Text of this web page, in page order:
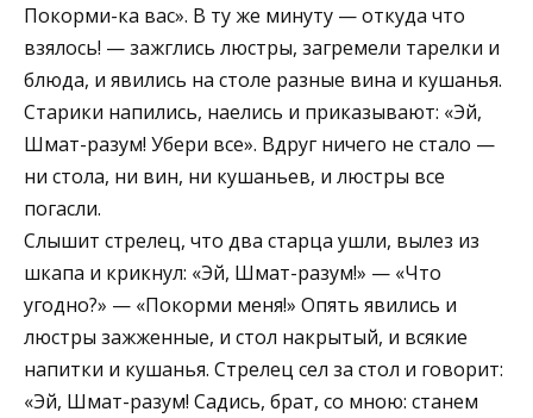
Покорми-ка вас». В ту же минуту — откуда что
взялось! — зажглись люстры, загремели тарелки и
блюда, и явились на столе разные вина и кушанья.
Старики напились, наелись и приказывают: «Эй,
Шмат-разум! Убери все». Вдруг ничего не стало —
ни стола, ни вин, ни кушаньев, и люстры все
погасли.
Слышит стрелец, что два старца ушли, вылез из
шкапа и крикнул: «Эй, Шмат-разум!» — «Что
угодно?» — «Покорми меня!» Опять явились и
люстры зажженные, и стол накрытый, и всякие
напитки и кушанья. Стрелец сел за стол и говорит:
«Эй, Шмат-разум! Садись, брат, со мною: станем